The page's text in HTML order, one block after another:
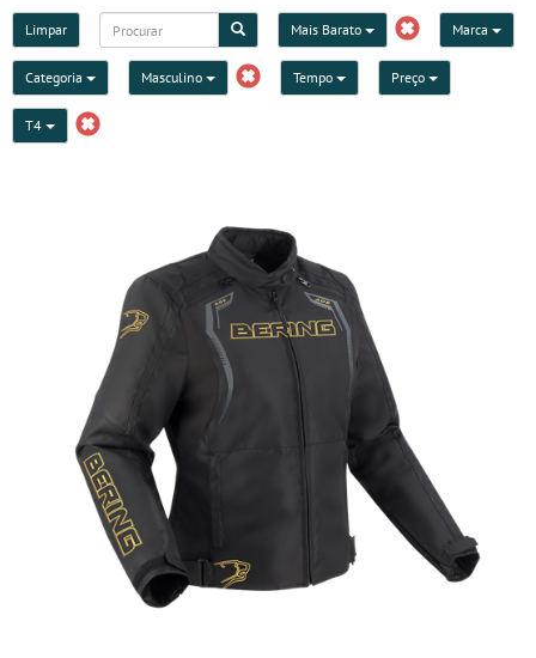
Limpar Mais Barato Marca
Categoria Masculino Tempo Preço
T4